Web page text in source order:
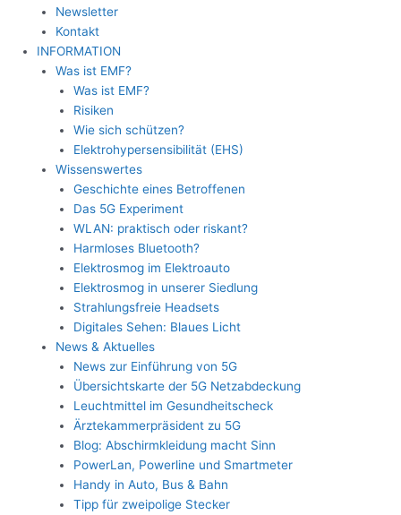
Newsletter
Kontakt
INFORMATION
Was ist EMF?
Was ist EMF?
Risiken
Wie sich schützen?
Elektrohypersensibilität (EHS)
Wissenswertes
Geschichte eines Betroffenen
Das 5G Experiment
WLAN: praktisch oder riskant?
Harmloses Bluetooth?
Elektrosmog im Elektroauto
Elektrosmog in unserer Siedlung
Strahlungsfreie Headsets
Digitales Sehen: Blaues Licht
News & Aktuelles
News zur Einführung von 5G
Übersichtskarte der 5G Netzabdeckung
Leuchtmittel im Gesundheitscheck
Ärztekammerpräsident zu 5G
Blog: Abschirmkleidung macht Sinn
PowerLan, Powerline und Smartmeter
Handy in Auto, Bus & Bahn
Tipp für zweipolige Stecker